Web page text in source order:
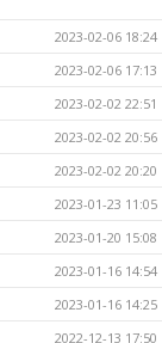
2023-02-06 18:24
2023-02-06 17:13
2023-02-02 22:51
2023-02-02 20:56
2023-02-02 20:20
2023-01-23 11:05
2023-01-20 15:08
2023-01-16 14:54
2023-01-16 14:25
2022-12-13 17:50